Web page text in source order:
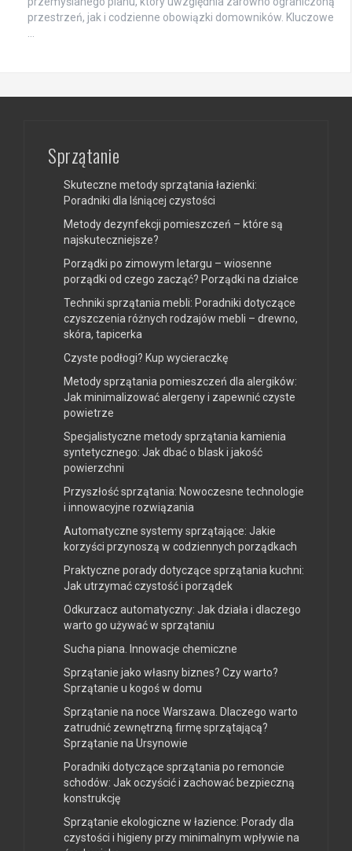
przestrzeń, jak i codzienne obowiązki domowników. Kluczowe
Sprzątanie
Skuteczne metody sprzątania łazienki:
Poradniki dla lśniącej czystości
Metody dezynfekcji pomieszczeń – które są
najskuteczniejsze?
Porządki po zimowym letargu – wiosenne
porządki od czego zacząć? Porządki na działce
Techniki sprzątania mebli: Poradniki dotyczące
czyszczenia różnych rodzajów mebli – drewno,
skóra, tapicerka
Czyste podłogi? Kup wycieraczkę
Metody sprzątania pomieszczeń dla alergików:
Jak minimalizować alergeny i zapewnić czyste
powietrze
Specjalistyczne metody sprzątania kamienia
syntetycznego: Jak dbać o blask i jakość
powierzchni
Przyszłość sprzątania: Nowoczesne technologie
i innowacyjne rozwiązania
Automatyczne systemy sprzątające: Jakie
korzyści przynoszą w codziennych porządkach
Praktyczne porady dotyczące sprzątania kuchni:
Jak utrzymać czystość i porządek
Odkurzacz automatyczny: Jak działa i dlaczego
warto go używać w sprzątaniu
Sucha piana. Innowacje chemiczne
Sprzątanie jako własny biznes? Czy warto?
Sprzątanie u kogoś w domu
Sprzątanie na noce Warszawa. Dlaczego warto
zatrudnić zewnętrzną firmę sprzątającą?
Sprzątanie na Ursynowie
Poradniki dotyczące sprzątania po remoncie
schodów: Jak oczyścić i zachować bezpieczną
konstrukcję
Sprzątanie ekologiczne w łazience: Porady dla
czystości i higieny przy minimalnym wpływie na